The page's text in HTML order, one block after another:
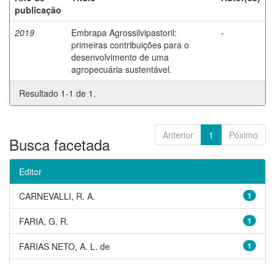
publicação
2019
Embrapa Agrossilvipastoril:
primeiras contribuições para o
desenvolvimento de uma
agropecuária sustentável.
-
Resultado 1-1 de 1.
Anterior 1 Póximo
Busca facetada
Editor
1
CARNEVALLI, R. A.
1
FARIA, G. R.
1
FARIAS NETO, A. L. de